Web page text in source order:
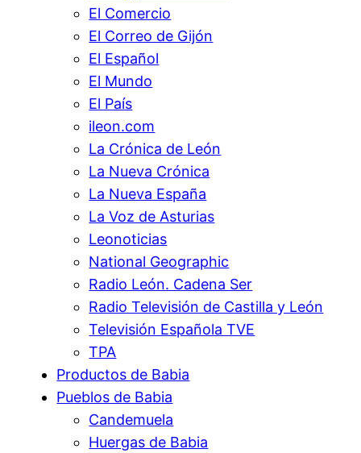
El Comercio
El Correo de Gijón
El Español
El Mundo
El País
ileon.com
La Crónica de León
La Nueva Crónica
La Nueva España
La Voz de Asturias
Leonoticias
National Geographic
Radio León. Cadena Ser
Radio Televisión de Castilla y León
Televisión Española TVE
TPA
Productos de Babia
Pueblos de Babia
Candemuela
Huergas de Babia